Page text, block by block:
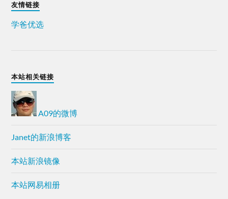
友情链接
学爸优选
本站相关链接
A09的微博
Janet的新浪博客
本站新浪镜像
本站网易相册